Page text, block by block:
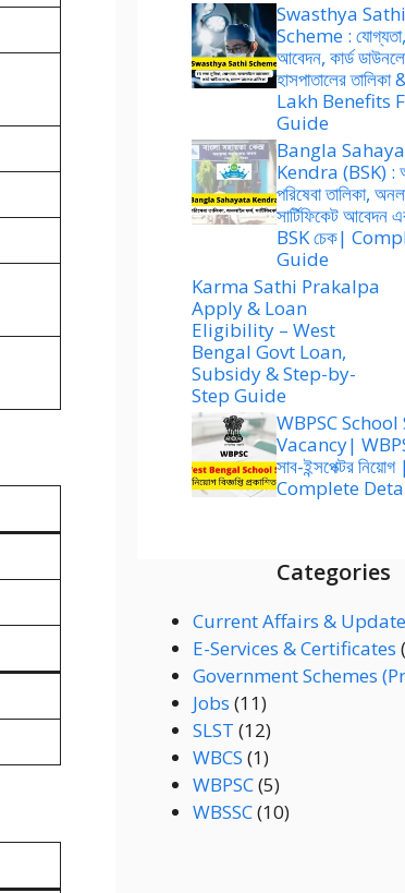
Swasthya Sathi
Scheme :
আবেদন, কার্ড
হাসপাতালের তালিকা
Lakh Benefits
Guide
Bangla
Kendra (BSK) :
পরিষেবা তালিকা,
সার্টিফিকেট আবেদন
BSK চেক|
Guide
Karma Sathi Prakalpa
Apply & Loan
Eligibility – West
Bengal Govt Loan,
Subsidy & Step-by-
Step Guide
WBPSC School
Vacancy|
সাব-ইন্সপেক্টর নিয়োগ |
Complete
Categories
Current Affairs &
E-Services & Certificates
Government Schemes
Jobs (11)
SLST (12)
WBCS (1)
WBPSC(5)
WBSSC(10)